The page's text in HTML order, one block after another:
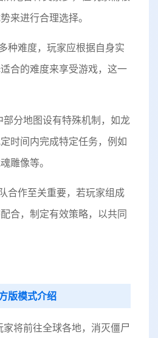
来进行合理选择。
种难度，玩家应根据自身实
合的难度来享受游戏，这一
分地图设有特殊机制，如龙
时间内完成特定任务，例如
雕像等。
合作至关重要，若玩家组成
合，制定有效策略，以共同
版模式介绍
将前往全球各地，消灭僵尸